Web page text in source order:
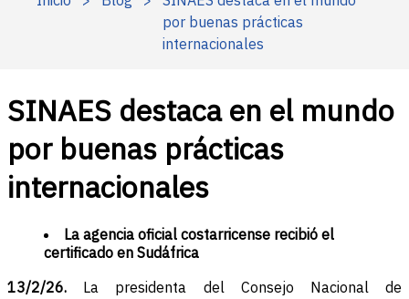
por buenas prácticas
internacionales
SINAES destaca en el mundo
por buenas prácticas
internacionales
La agencia oficial costarricense recibió el
certificado en Sudáfrica
13/2/26. La presidenta del Consejo Nacional de